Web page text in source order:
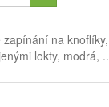
na
lokty, modrá,